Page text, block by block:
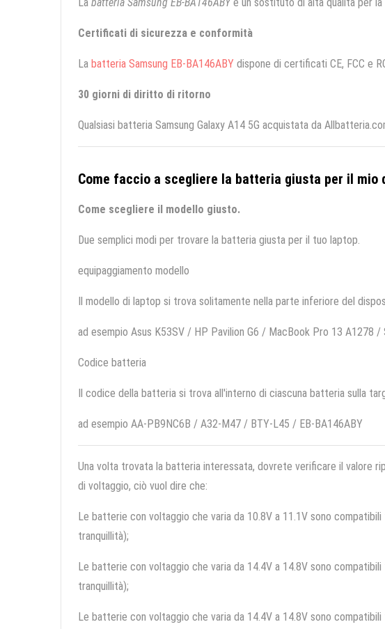
La batteria Samsung EB-BA146ABYè un sostituto di alta qualità per
Certificati di sicurezza e conformità
La batteria Samsung EB-BA146ABY dispone di certificati CE, FCC e
30 giorni di diritto di ritorno
Qualsiasi batteria Samsung Galaxy A14 5G acquistata da
Come faccio a scegliere la batteria giusta per il mio
Come scegliere il modello giusto.
Due semplici modi per trovare la batteria giusta per il tuo laptop.
equipaggiamento modello
Il modello di laptop si trova solitamente nella parte inferiore del
ad esempio Asus K53SV / HP Pavilion G6 / MacBook Pro 13 A1278 /
Codice batteria
Il codice della batteria si trova all'interno di ciascuna batteria sulla
ad esempio AA-PB9NC6B / A32-M47 / BTY-L45 / EB-BA146ABY
Una volta trovata la batteria interessata, dovrete verificare il valore
di voltaggio, ciò vuol dire che:
Le batterie con voltaggio che varia da 10.8V a 11.1V sono
tranquillità);
Le batterie con voltaggio che varia da 14.4V a 14.8V sono
tranquillità);
Le batterie con voltaggio che varia da 14.4V a 14.8V sono